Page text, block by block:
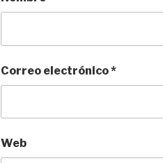
Correo electrónico*
Web